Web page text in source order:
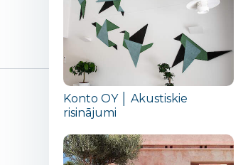
Konto OY │ Akustiskie
risinājumi